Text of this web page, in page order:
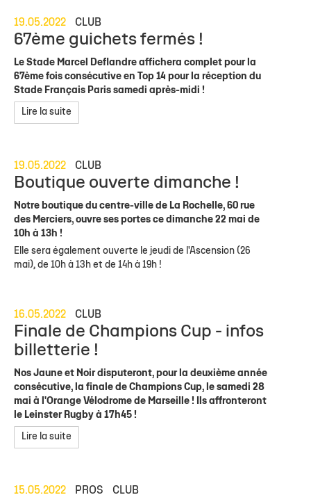
19.05.2022 CLUB
67ème guichets fermés !
Le Stade Marcel Deflandre affichera complet pour la
67ème fois consécutive en Top 14 pour la réception du
Stade Français Paris samedi après-midi !
Lire la suite
19.05.2022 CLUB
Boutique ouverte dimanche !
Notre boutique du centre-ville de La Rochelle, 60 rue
des Merciers, ouvre ses portes ce dimanche 22 mai de
10h à 13h !
Elle sera également ouverte le jeudi de l'Ascension (26
mai), de 10h à 13h et de 14h à 19h !
16.05.2022 CLUB
Finale de Champions Cup - infos
billetterie !
Nos Jaune et Noir disputeront, pour la deuxième année
consécutive, la finale de Champions Cup, le samedi 28
mai à l'Orange Vélodrome de Marseille ! Ils affronteront
le Leinster Rugby à 17h45 !
Lire la suite
15.05.2022 PROS CLUB